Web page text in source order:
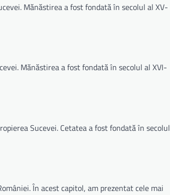
Mănăstirea a fost fondată în secolul al XV-
Mănăstirea a fost fondată în secolul al XVI-
Sucevei. Cetatea a fost fondată în secolul
În acest capitol, am prezentat cele mai